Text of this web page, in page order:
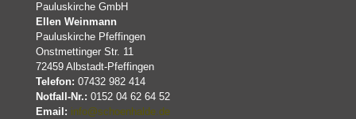
Pauluskirche GmbH
Ellen Weinmann
Pauluskirche Pfeffingen
Onstmettinger Str. 11
72459 Albstadt-Pfeffingen
Telefon: 07432 982 414
Notfall-Nr.: 0152 04 62 64 52
Email: info@schoenhalde.de